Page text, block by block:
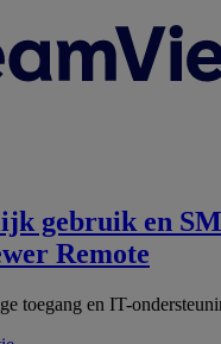
gebruik en
Remote
toegang en IT-